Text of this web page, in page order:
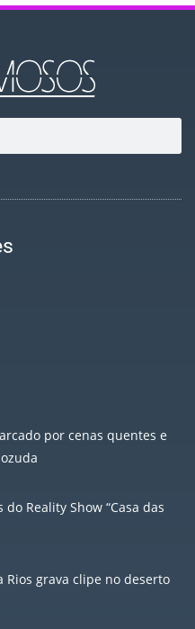
por cenas quentes e
Reality Show “Casa das
Rios grava clipe no deserto